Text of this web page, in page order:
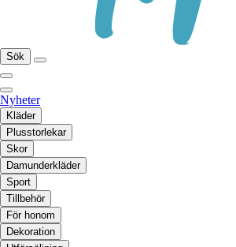
Sök
Nyheter
Kläder
Plusstorlekar
Skor
Damunderkläder
Sport
Tillbehör
För honom
Dekoration